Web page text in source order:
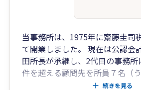
当事務所は、1975年に齋藤圭司
て開業しました。 現在は公認会
田所長が承継し、2代目の事務所
件を超える顧問先を所員７名（
続きを見る